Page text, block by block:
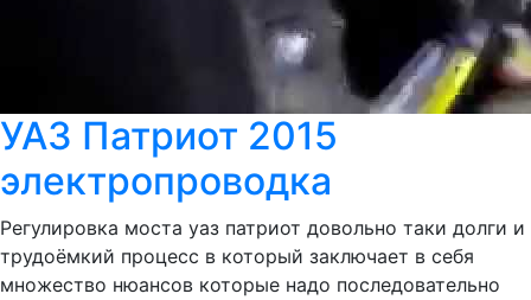
УАЗ Патриот 2015
электропроводка
Регулировка моста уаз патриот довольно таки долги и
трудоёмкий процесс в который заключает в себя
множество нюансов которые надо последовательно